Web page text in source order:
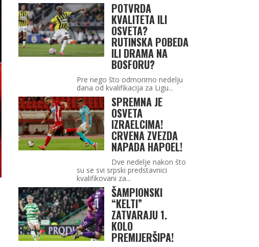
POTVRDA
KVALITETA ILI
OSVETA?
RUTINSKA POBEDA
ILI DRAMA NA
BOSFORU?
Pre nego što odmorimo nedelju
dana od kvalifikacija za Ligu...
SPREMNA JE
OSVETA
IZRAELCIMA!
CRVENA ZVEZDA
NAPADA HAPOEL!
Dve nedelje nakon što
su se svi srpski predstavnici
kvalifikovani za...
ŠAMPIONSKI
“KELTI”
ZATVARAJU 1.
KOLO
PREMIJERŠIPA!